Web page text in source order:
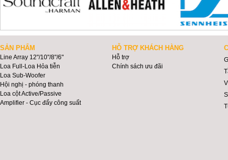
SẢN PHẨM
Line Array 12"/10"/8"/6"
Loa Full-Loa Hỏa tiễn
Loa Sub-Woofer
Hội nghị - phóng thanh
Loa cột Active/Passive
Amplifier - Cục đẩy công suất
HỖ TRỢ KHÁCH HÀNG
Hỗ trợ
Chính sách ưu đãi